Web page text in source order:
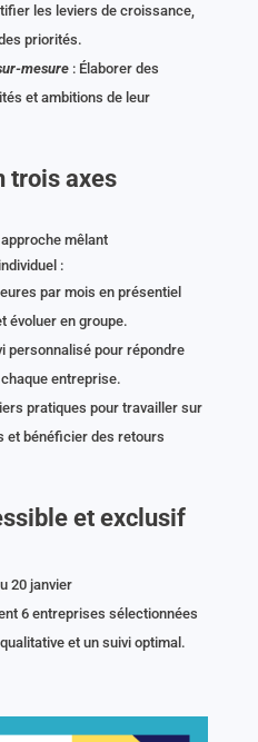
les leviers de croissance,
priorités.
mesure: Élaborer des
et ambitions de leur
trois axes
mêlant
:
par mois en présentiel
évoluer en groupe.
personnalisé pour répondre
entreprise.
pratiques pour travailler sur
et bénéficier des retours
et exclusif
20 janvier
6 entreprises sélectionnées
et un suivi optimal.